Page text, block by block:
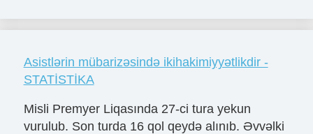
Asistlərin mübarizəsində ikihakimiyyətlikdir -
STATİSTİKA
Misli Premyer Liqasında 27-ci tura yekun
vurulub. Son turda 16 qol qeydə alınıb. Əvvəlki